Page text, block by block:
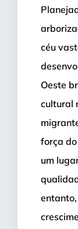
céu
Oeste
cultural
força
um